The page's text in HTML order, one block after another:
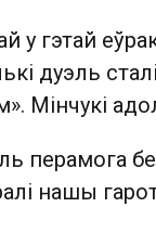
гэтай
дуэль
Мінчукі
перамога
нашы